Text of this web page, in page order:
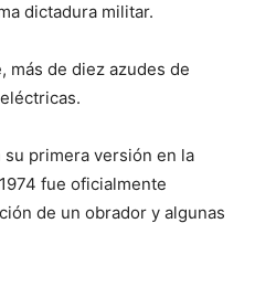
dictadura militar.
más de diez azudes de
primera versión en la
fue oficialmente
de un obrador y algunas